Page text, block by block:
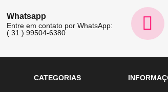
Whatsapp
Entre em contato por WhatsApp:
( 31 ) 99504-6380
CATEGORIAS